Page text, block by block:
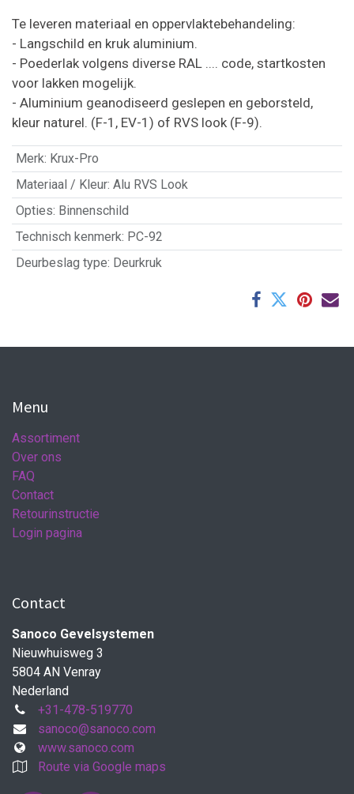
Te leveren materiaal en oppervlaktebehandeling:
- Langschild en kruk aluminium.
- Poederlak volgens diverse RAL .... code, startkosten
voor lakken mogelijk.
- Aluminium geanodiseerd geslepen en geborsteld,
kleur naturel. (F-1, EV-1) of RVS look (F-9).
Merk: Krux-Pro
Materiaal / Kleur: Alu RVS Look
Opties: Binnenschild
Technisch kenmerk: PC-92
Deurbeslag type: Deurkruk
Menu
Assortiment
Over ons
FAQ
Contact
Retourinstructie
Login pagina
Contact
Sanoco Gevelsystemen
Nieuwhuisweg 3
5804 AN Venray
Nederland
+31-478-519770
sanoco@sanoco.com
www.sanoco.com
Route via Google maps